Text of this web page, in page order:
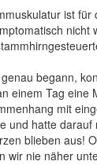
ist
begann,
einem Tag
mit
hatte
blieben
wir nie näher